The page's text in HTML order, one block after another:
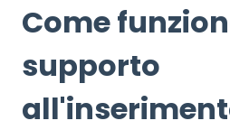
Come
supporto